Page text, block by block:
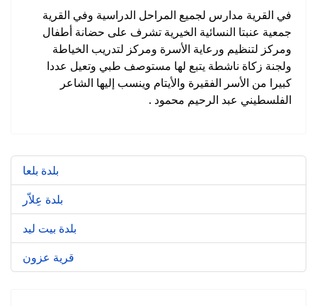
في القرية مدارس لجميع المراحل الدراسية وفي القرية
جمعية عنبتا النسائية الخيرية تشرف على حضانة أطفال
ومركز لتنظيم ورعاية الأسرة ومركز لتدريب الخياطة
ولجنة زكاة ناشطة يتبع لها مستوصف طبي وتعيل عددا
كبيرا من الأسر الفقيرة والأيتام وينسب إليها الشاعر
الفلسطيني عبد الرحيم محمود .
بلدة بلعا
بلدة عِلاّر
بلدة بيت ليد
قرية عزون